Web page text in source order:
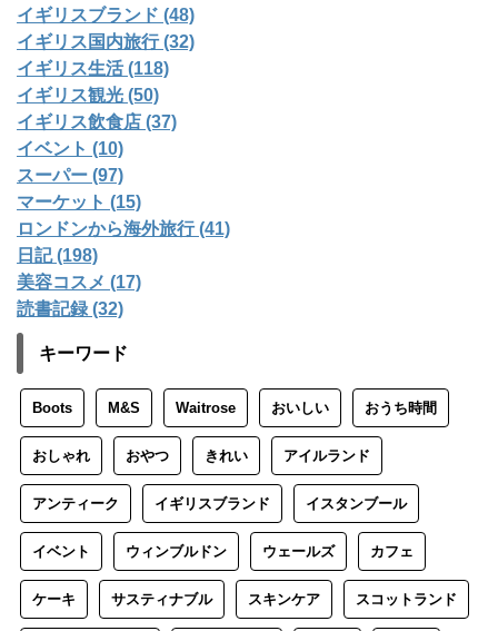
イギリスブランド (48)
イギリス国内旅行 (32)
イギリス生活 (118)
イギリス観光 (50)
イギリス飲食店 (37)
イベント (10)
スーパー (97)
マーケット (15)
ロンドンから海外旅行 (41)
日記 (198)
美容コスメ (17)
読書記録 (32)
キーワード
Boots M&S Waitrose おいしい おうち時間
おしゃれ おやつ きれい アイルランド
アンティーク イギリスブランド イスタンブール
イベント ウィンブルドン ウェールズ カフェ
ケーキ サスティナブル スキンケア スコットランド